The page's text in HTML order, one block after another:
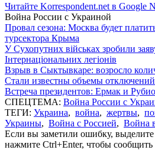
Читайте Korrespondent.net в Google
Война России с Украиной
Провал сезона: Москва будет
турсектора Крыма
У Сухопутних військах зробили
Інтернаціональних легіонів
Взрыв в Сыктывкаре: возросло
Стали известны объемы
Встреча президентов: Ермак и
СПЕЦТЕМА: Война России с
ТЕГИ: Украина, война, жертвы,
Украины, Война с Россией, Война
Если вы заметили ошибку,
нажмите Ctrl+Enter, чтобы сообщить